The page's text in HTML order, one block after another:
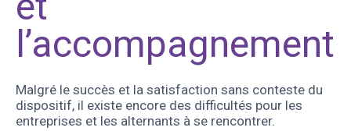
l’accompagnement
Malgré le succès et la satisfaction sans conteste du
dispositif, il existe encore des difficultés pour les
entreprises et les alternants à se rencontrer.